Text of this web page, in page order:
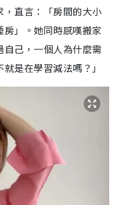
直言：「房間的大小
」。她同時感嘆搬家
己，一個人為什麼需
是在學習減法嗎？」